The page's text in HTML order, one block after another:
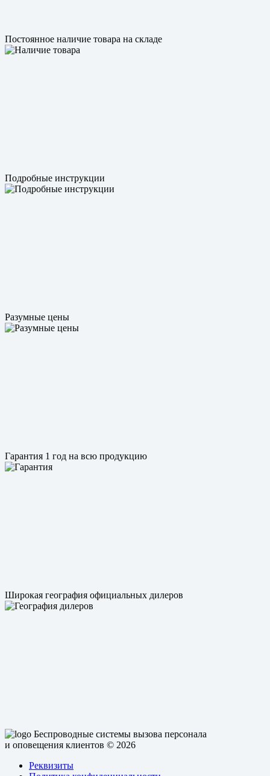
Постоянное наличие товара на складе
Подробные инструкции
Разумные цены
Гарантия 1 год на всю продукцию
Широкая география официальных дилеров
Беспроводные системы вызова персонала
и оповещения клиентов © 2026
Реквизиты